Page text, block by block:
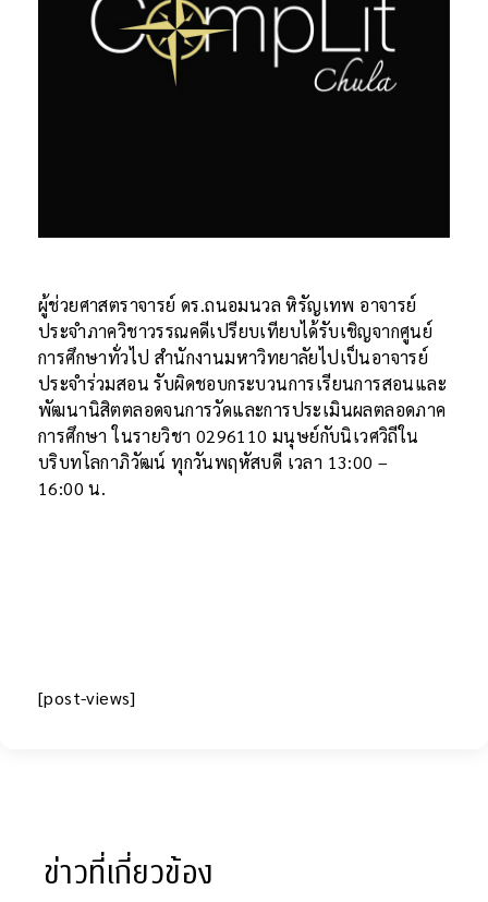
ผู้ช่วยศาสตราจารย์ ดร.ถนอมนวล หิรัญเทพ อาจารย์
ประจำภาควิชาวรรณคดีเปรียบเทียบได้รับเชิญจากศูนย์
การศึกษาทั่วไป สำนักงานมหาวิทยาลัยไปเป็นอาจารย์
ประจำร่วมสอน รับผิดชอบกระบวนการเรียนการสอนและ
พัฒนานิสิตตลอดจนการวัดและการประเมินผลตลอดภาค
การศึกษา ในรายวิชา 0296110 มนุษย์กับนิเวศวิถีใน
บริบทโลกาภิวัฒน์ ทุกวันพฤหัสบดี เวลา 13:00 –
16:00 น.
[post-views]
ข่าวที่เกี่ยวข้อง